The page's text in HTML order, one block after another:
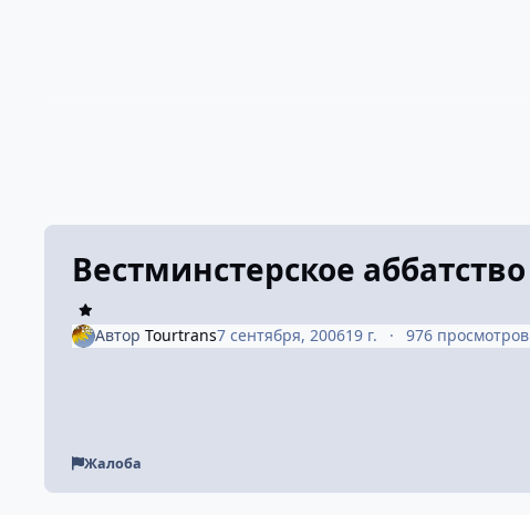
Вестминстерское аббатство
Автор Tourtrans7 сентября, 200619 г. 976 просмотров
Жалоба